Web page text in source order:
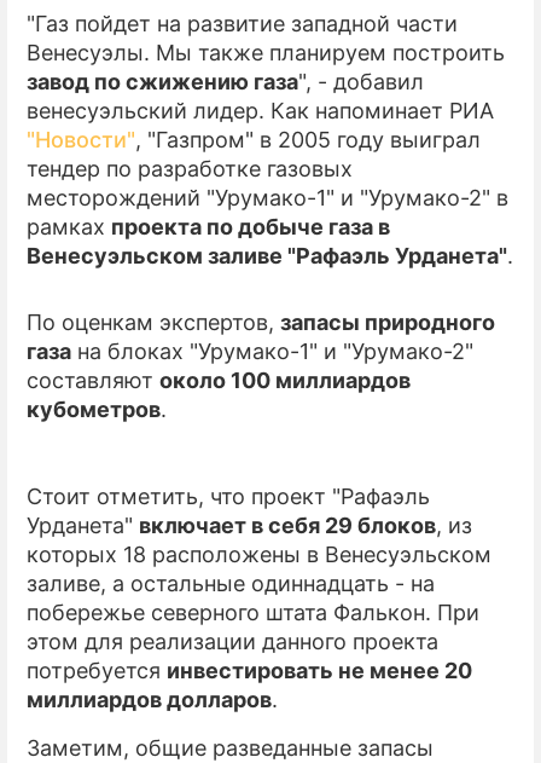
СЕРИАЛЫ
ИГРЫ
ПРЕСС-РЕЛИЗЫ
О ПРОЕКТЕ
"Газ пойдет на развитие западной части
Венесуэлы. Мы также планируем построить
завод по сжижению газа", - добавил
венесуэльский лидер. Как напоминает РИА
"Новости", "Газпром" в 2005 году выиграл
тендер по разработке газовых
месторождений "Урумако-1" и "Урумако-2" в
рамках проекта по добыче газа в
Венесуэльском заливе "Рафаэль Урданета".
По оценкам экспертов, запасы природного
газа на блоках "Урумако-1" и "Урумако-2"
составляют около 100 миллиардов
кубометров.
Стоит отметить, что проект "Рафаэль
Урданета" включает в себя 29 блоков, из
которых 18 расположены в Венесуэльском
заливе, а остальные одиннадцать - на
побережье северного штата Фалькон. При
этом для реализации данного проекта
потребуется инвестировать не менее 20
миллиардов долларов.
Заметим, общие разведанные запасы